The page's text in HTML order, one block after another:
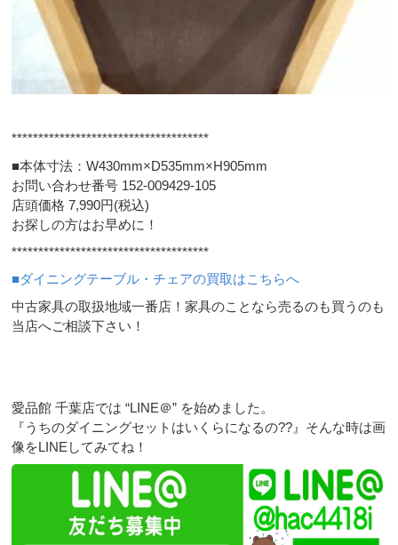
*************************************
■本体寸法：W430mm×D535mm×H905mm
お問い合わせ番号 152-009429-105
店頭価格 7,990円(税込)
お探しの方はお早めに！
*************************************
■ダイニングテーブル・チェアの買取はこちらへ
中古家具の取扱地域一番店！家具のことなら売るのも買うのも
当店へご相談下さい！
愛品館 千葉店では “LINE＠” を始めました。
『うちのダイニングセットはいくらになるの??』そんな時は画
像をLINEしてみてね！